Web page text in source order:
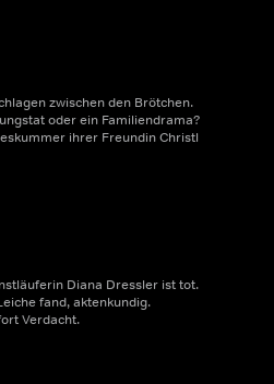
zwischen den Brötchen.
oder ein Familiendrama?
ihrer Freundin Christl
Diana Dressler ist tot.
fand, aktenkundig.
Verdacht.